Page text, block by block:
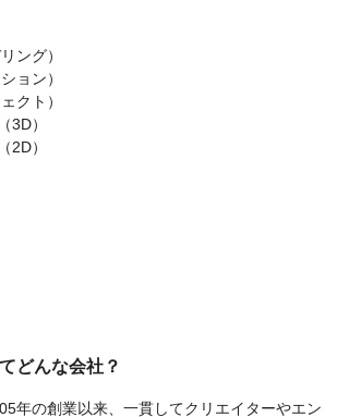
ング）
ョン）
クト）
3D）
2D）
どんな会社？
年の創業以来、一貫してクリエイターやエン